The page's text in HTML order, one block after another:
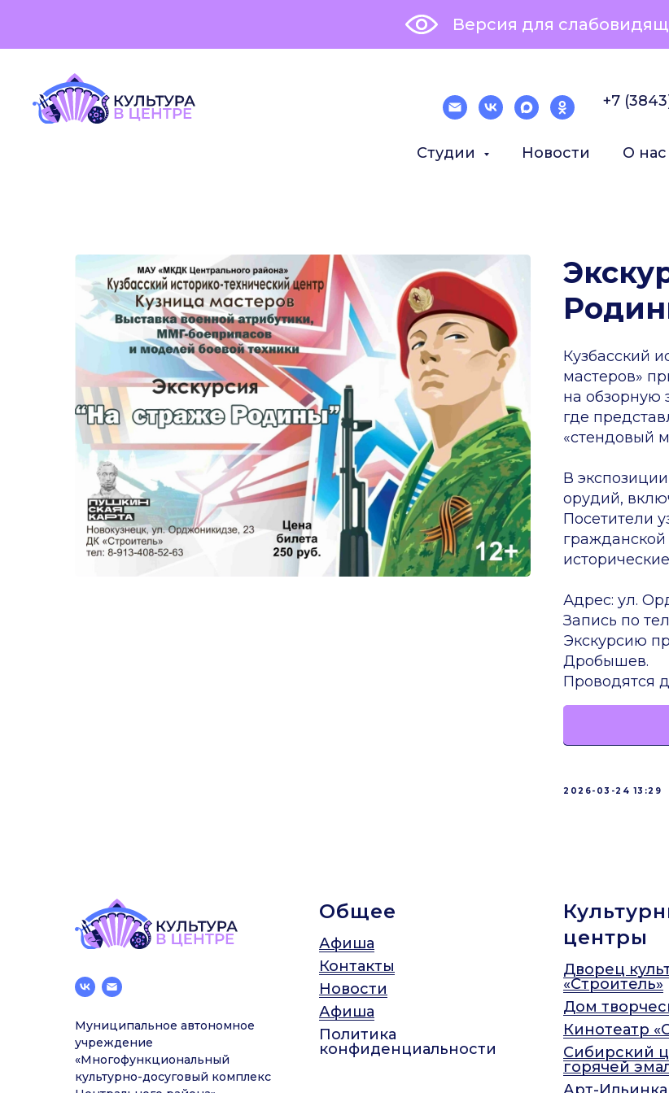
Версия для
+7
Студии Новости О нас
Кузбасский
мастеров»
на обзорную
где
«стендовый
В
орудий,
Посетители
Адрес: ул.
Запись по
Экскурсию
Дробышев.
Проводятся
2026-03-24 13:29
Муниципальное автономное
учреждение
«Многофункциональный
культурно-досуговый комплекс
Общее
Афиша
Контакты
Новости
Афиша
Политика
конфиденциальности
центры
Дворец
«Строитель»
Дом
Кинотеатр
Сибирский
горячей